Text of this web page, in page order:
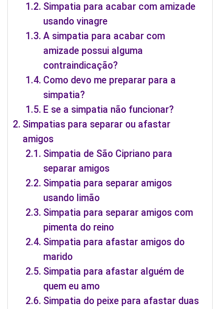
Simpatia para acabar com amizade
usando vinagre
A simpatia para acabar com
amizade possui alguma
contraindicação?
Como devo me preparar para a
simpatia?
E se a simpatia não funcionar?
Simpatias para separar ou afastar
amigos
Simpatia de São Cipriano para
separar amigos
Simpatia para separar amigos
usando limão
Simpatia para separar amigos com
pimenta do reino
Simpatia para afastar amigos do
marido
Simpatia para afastar alguém de
quem eu amo
Simpatia do peixe para afastar duas